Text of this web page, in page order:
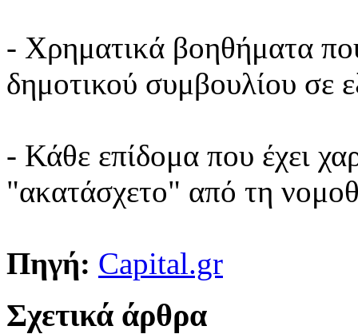
- Χρηματικά βοηθήματα
δημοτικού συμβουλίου σε
- Κάθε επίδομα που έχει
"ακατάσχετο" από τη
Πηγή: Capital.gr
Σχετικά άρθρα